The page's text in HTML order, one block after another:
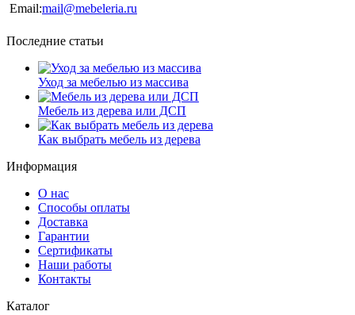
Email:mail@mebeleria.ru
Последние статьи
Уход за мебелью из массива
Мебель из дерева или ДСП
Как выбрать мебель из дерева
Информация
О нас
Способы оплаты
Доставка
Гарантии
Сертификаты
Наши работы
Контакты
Каталог